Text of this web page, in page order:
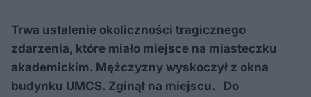
Trwa ustalenie okoliczności tragicznego
zdarzenia, które miało miejsce na miasteczku
akademickim. Mężczyzny wyskoczył z okna
budynku UMCS. Zginął na miejscu. Do